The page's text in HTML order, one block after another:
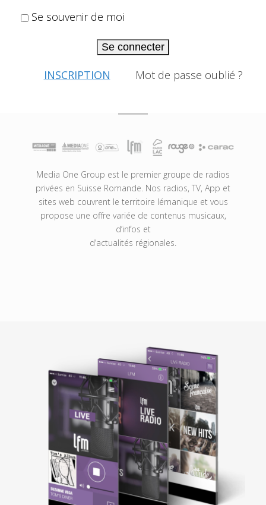
Se souvenir de moi
Se connecter
INSCRIPTION Mot de passe oublié ?
Media One Group est le premier groupe de radios
privées en Suisse Romande. Nos radios, TV, App et
sites web couvrent le territoire lémanique et vous
propose une offre variée de contenus musicaux,
d’infos et
d’actualités régionales.